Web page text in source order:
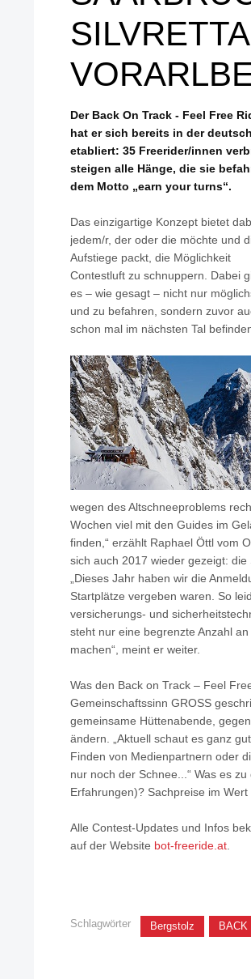
Der Back On Track - Feel Free
hat er sich bereits in der
etabliert: 35 Freerider/innen
steigen alle Hänge, die sie
dem Motto „earn your turns“.
Das einzigartige Konzept bietet
jedem/r, der oder die möchte und
Aufstiege packt, die Möglichkeit
Contestluft zu schnuppern. Dabei
es – wie gesagt – nicht nur
und zu befahren, sondern zuvor
schon mal im nächsten Tal
wegen des Altschneeproblems
Wochen viel mit den Guides im
finden,“ erzählt Raphael Öttl vom
sich auch 2017 wieder gezeigt:
„Dieses Jahr haben wir die
Startplätze vergeben waren. So
versicherungs- und
steht nur eine begrenzte Anzahl
machen“, meint er weiter.
Was den Back on Track – Feel
Gemeinschaftssinn GROSS
gemeinsame Hüttenabende,
ändern. „Aktuell schaut es ganz
Finden von Medienpartnern oder
nur noch der Schnee...“ Was es
Erfahrungen)? Sachpreise im
Alle Contest-Updates und Infos
auf der Website bot-freeride.at
Schlagwörter Bergstolz BACK